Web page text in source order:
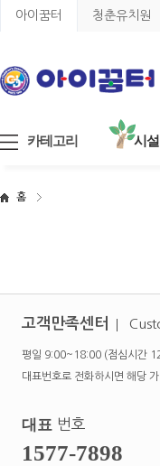
아이꿈터 청춘유치원
카테고리 시
홈
고객만족센터
평일 9:00~18:00 (점심시간
대표번호로 전화하시면 해당
대표 번호
1577-7898